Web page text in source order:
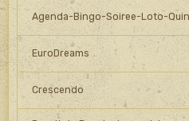
Agenda-Bingo-Soiree-Loto-
EuroDreams
Crescendo